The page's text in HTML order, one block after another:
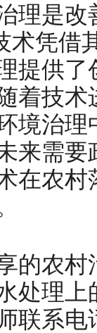
理是改
术凭借
提供
着技术
境治理
来需
在农村
的农
处理
联系电